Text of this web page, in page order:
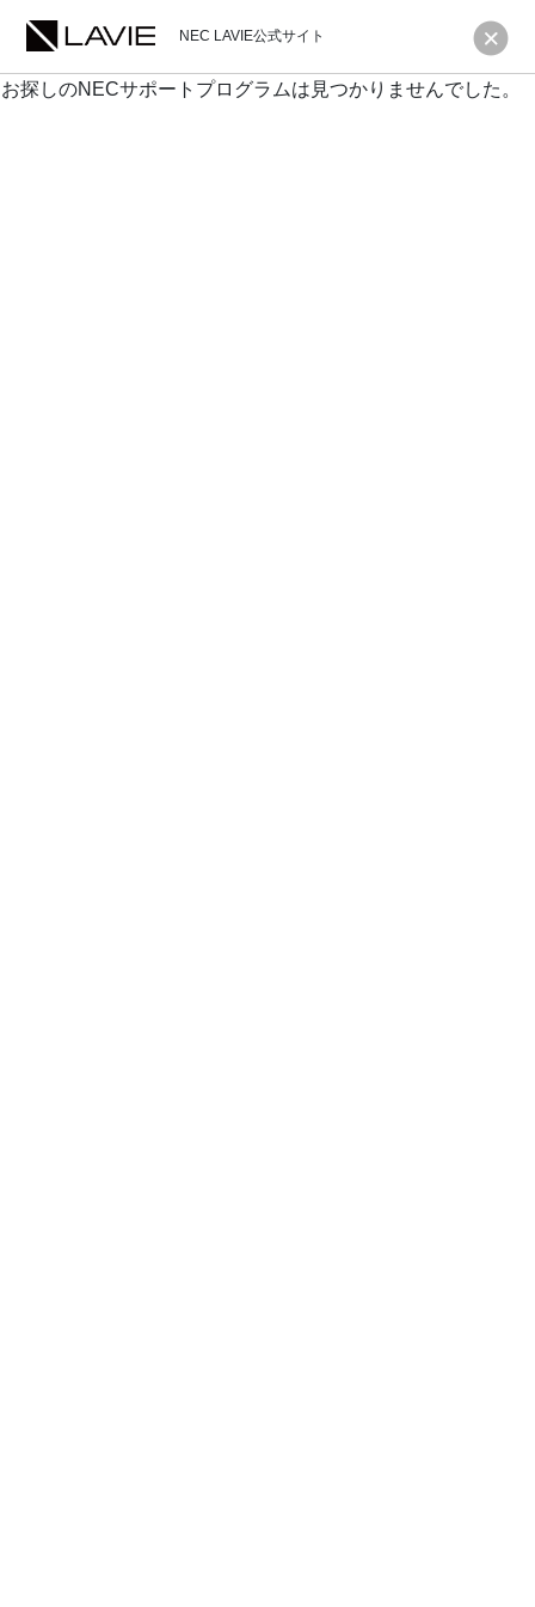
NEC LAVIE公式サイト
お探しのNECサポートプログラムは見つかりませんでした。